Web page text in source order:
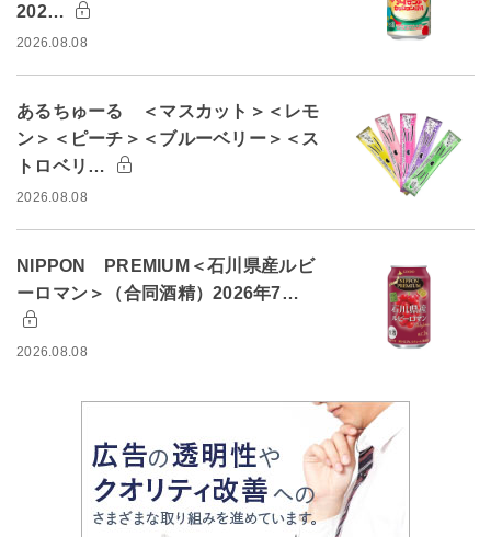
202…
2026.08.08
あるちゅーる ＜マスカット＞＜レモ
ン＞＜ピーチ＞＜ブルーベリー＞＜ス
トロベリ…
2026.08.08
NIPPON PREMIUM＜石川県産ルビ
ーロマン＞（合同酒精）2026年7…
2026.08.08